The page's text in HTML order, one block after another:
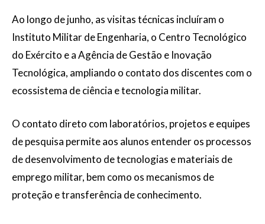
Ao longo de junho, as visitas técnicas incluíram o
Instituto Militar de Engenharia, o Centro Tecnológico
do Exército e a Agência de Gestão e Inovação
Tecnológica, ampliando o contato dos discentes com o
ecossistema de ciência e tecnologia militar.
O contato direto com laboratórios, projetos e equipes
de pesquisa permite aos alunos entender os processos
de desenvolvimento de tecnologias e materiais de
emprego militar, bem como os mecanismos de
proteção e transferência de conhecimento.